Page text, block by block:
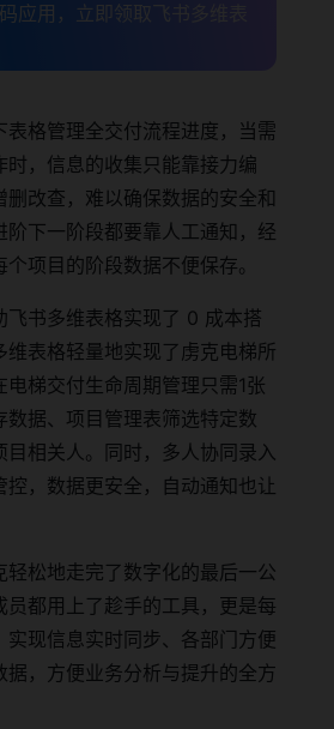
应用，立即领取飞书多维表
表格管理全交付流程进度，当需
时，信息的收集只能靠接力编
改查，难以确保数据的安全和
阶下一阶段都要靠人工通知，经
项目的阶段数据不便保存。
飞书多维表格实现了 0 成本搭
维表格轻量地实现了虏克电梯所
梯交付生命周期管理只需1张
数据、项目管理表筛选特定数
目相关人。同时，多人协同录入
，数据更安全，自动通知也让
轻松地走完了数字化的最后一公
员都用上了趁手的工具，更是每
实现信息实时同步、各部门方便
据，方便业务分析与提升的全方